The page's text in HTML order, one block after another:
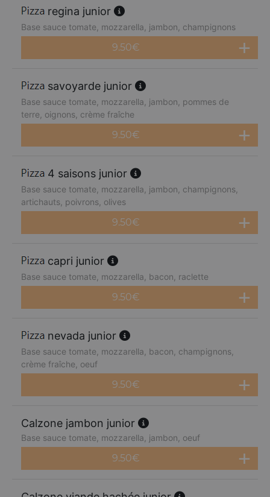
regina junior
Base sauce tomate, mozzarella, jambon, champignons
9.50€
savoyarde junior
Base sauce tomate, mozzarella, jambon, pommes de
terre, oignons, crème fraîche
9.50€
4 saisons junior
Base sauce tomate, mozzarella, jambon, champignons,
artichauts, poivrons, olives
9.50€
capri junior
Base sauce tomate, mozzarella, bacon, raclette
9.50€
nevada junior
Base sauce tomate, mozzarella, bacon, champignons,
crème fraîche, oeuf
9.50€
Calzone jambon junior
Base sauce tomate, mozzarella, jambon, oeuf
9.50€